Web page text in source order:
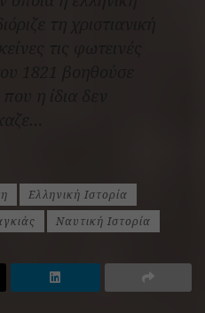
Ελληνική Ιστορία
Ναυτική Ιστορία